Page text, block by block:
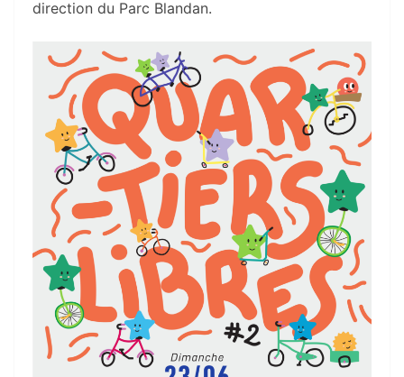
direction du Parc Blandan.